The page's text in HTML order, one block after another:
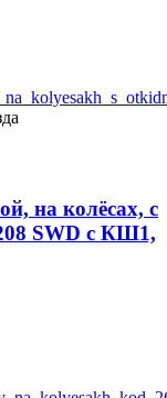
на колёсах, с
SWD с КШ1,